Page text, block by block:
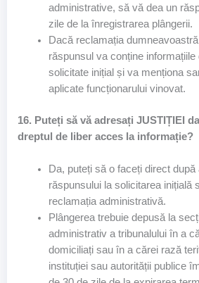
administrative, să vă dea un
zile de la înregistrarea plângerii.
Dacă reclamația
răspunsul va conține informațiile
solicitate inițial și va menționa
aplicate funcționarului vinovat.
16. Puteți să vă adresați JUSTIȚIEI
dreptul de liber acces la informație?
Da, puteți să o faceți direct după
răspunsului la solicitarea inițială
reclamația administrativă.
Plângerea trebuie depusă la
administrativ a tribunalului în a
domiciliați sau în a cărei rază
instituției sau autorității publice